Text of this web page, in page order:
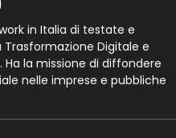
in Italia di testate e
Digitale e
Ha la missione di diffondere
nelle imprese e pubbliche